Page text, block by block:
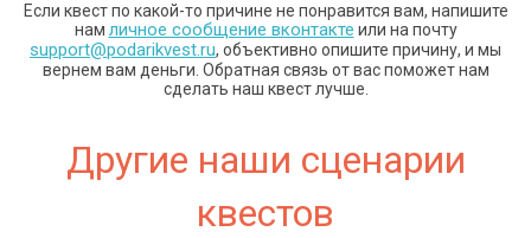
Если квест по какой-то причине не понравится вам, напишите
нам личное сообщение вконтакте или на почту
support@podarikvest.ru, объективно опишите причину, и мы
вернем вам деньги. Обратная связь от вас поможет нам
сделать наш квест лучше.
Другие наши сценарии
квестов